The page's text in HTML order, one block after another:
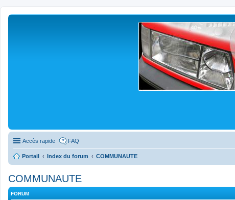
Accès rapide FAQ
Portail Index du forum COMMUNAUTE
COMMUNAUTE
FORUM